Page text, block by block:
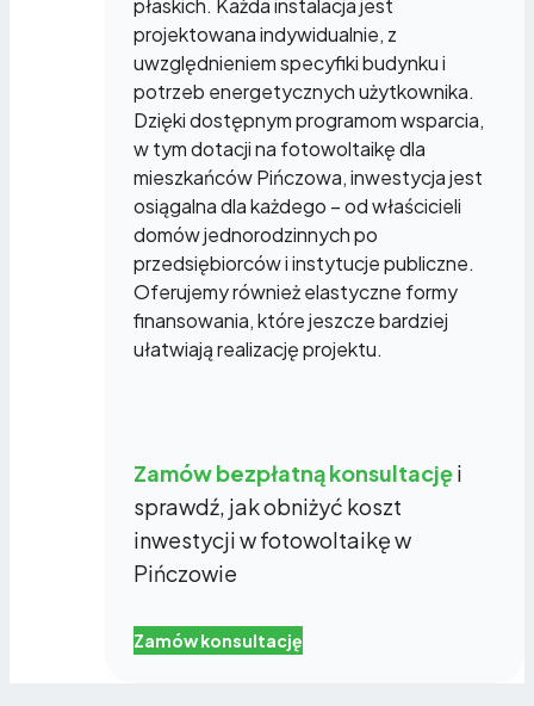
płaskich. Każda instalacja jest
projektowana indywidualnie, z
uwzględnieniem specyfiki budynku i
potrzeb energetycznych użytkownika.
Dzięki dostępnym programom wsparcia,
w tym dotacji na fotowoltaikę dla
mieszkańców Pińczowa, inwestycja jest
osiągalna dla każdego – od właścicieli
domów jednorodzinnych po
przedsiębiorców i instytucje publiczne.
Oferujemy również elastyczne formy
finansowania, które jeszcze bardziej
ułatwiają realizację projektu.
Zamów bezpłatną konsultacjęi
sprawdź, jak obniżyć koszt
inwestycji w fotowoltaikę w
Pińczowie
Zamów konsultację